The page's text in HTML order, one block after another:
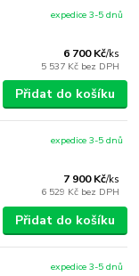
6 700 Kč/ks
5 537 Kč bez DPH
expedice 3-5 dnů
Přidat do košíku
7 900 Kč/ks
6 529 Kč bez DPH
expedice 3-5 dnů
Přidat do košíku
expedice 3-5 dnů